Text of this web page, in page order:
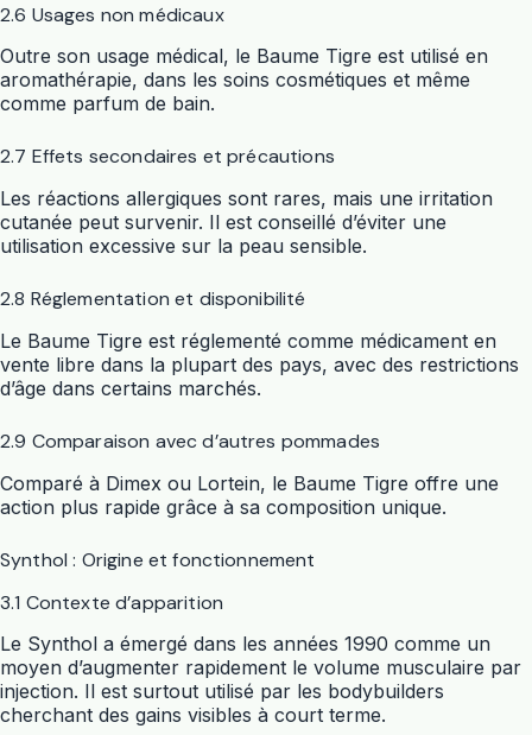
2.6 Usages non médicaux
Outre son usage médical, le Baume Tigre est utilisé en
aromathérapie, dans les soins cosmétiques et même
comme parfum de bain.
2.7 Effets secondaires et précautions
Les réactions allergiques sont rares, mais une irritation
cutanée peut survenir. Il est conseillé d’éviter une
utilisation excessive sur la peau sensible.
2.8 Réglementation et disponibilité
Le Baume Tigre est réglementé comme médicament en
vente libre dans la plupart des pays, avec des restrictions
d’âge dans certains marchés.
2.9 Comparaison avec d’autres pommades
Comparé à Dimex ou Lortein, le Baume Tigre offre une
action plus rapide grâce à sa composition unique.
Synthol : Origine et fonctionnement
3.1 Contexte d’apparition
Le Synthol a émergé dans les années 1990 comme un
moyen d’augmenter rapidement le volume musculaire par
injection. Il est surtout utilisé par les bodybuilders
cherchant des gains visibles à court terme.